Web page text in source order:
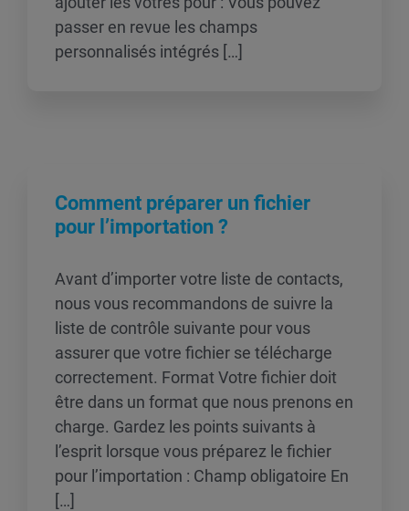
passer en revue les champs
personnalisés intégrés […]
Comment préparer un fichier
pour l’importation ?
Avant d’importer votre liste de contacts,
nous vous recommandons de suivre la
liste de contrôle suivante pour vous
assurer que votre fichier se télécharge
correctement. Format Votre fichier doit
être dans un format que nous prenons en
charge. Gardez les points suivants à
l’esprit lorsque vous préparez le fichier
pour l’importation : Champ obligatoire En
[…]